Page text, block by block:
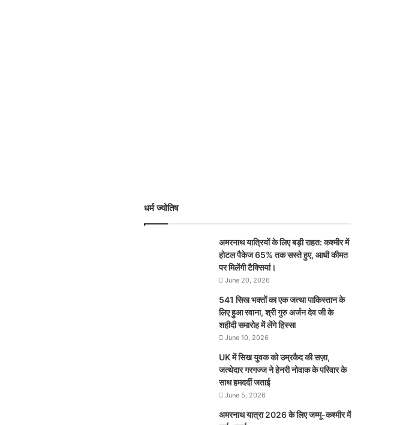
धर्म ज्योतिष
अमरनाथ यात्रियों के लिए बड़ी राहत: कश्मीर में
होटल पैकेज 65% तक सस्ते हुए, आधी कीमत
पर मिलेंगी टैक्सियां।
June 20, 2026
541 सिख भक्तों का एक जत्था पाकिस्तान के
लिए हुआ रवाना, श्री गुरु अर्जन देव जी के
शहीदी समारोह में लेंगे हिस्सा
June 10, 2026
UK में सिख युवक को उम्रकैद की सज़ा,
जत्थेदार गरगज्ज ने हेनरी नोवाक के परिवार के
साथ हमदर्दी जताई
June 5, 2026
अमरनाथ यात्रा 2026 के लिए जम्मू-कश्मीर में